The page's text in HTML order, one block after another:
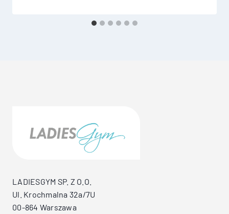
LADIESGYM SP. Z O.O.
Ul. Krochmalna 32a/7U
00-864 Warszawa